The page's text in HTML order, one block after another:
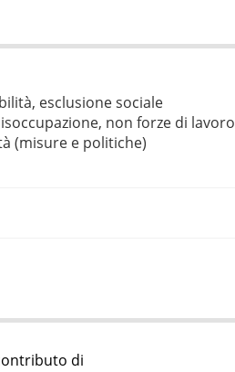
esclusione sociale
non forze di lavoro
(misure e politiche)
di